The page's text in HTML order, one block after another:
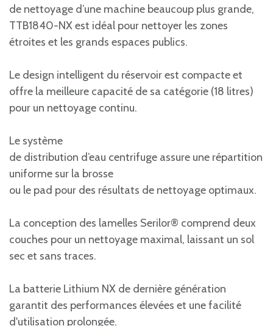
de nettoyage d’une machine beaucoup plus grande,
TTB1840-NX est idéal pour nettoyer les zones
étroites et les grands espaces publics.
Le design intelligent du réservoir est compacte et
offre la meilleure capacité de sa catégorie (18 litres)
pour un nettoyage continu.
Le système
de distribution d’eau centrifuge assure une répartition
uniforme sur la brosse
ou le pad pour des résultats de nettoyage optimaux.
La conception des lamelles Serilor® comprend deux
couches pour un nettoyage maximal, laissant un sol
sec et sans traces.
La batterie Lithium NX de dernière génération
garantit des performances élevées et une facilité
d'utilisation prolongée.